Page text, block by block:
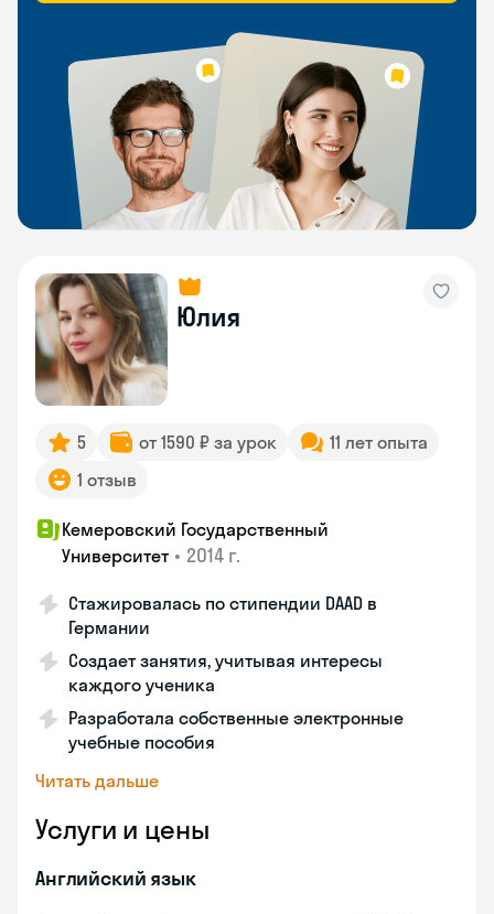
Юлия
5 от 1590 ₽ за урок
11 лет опыта
1 отзыв
Кемеровский Государственный
Университет • 2014 г.
Стажировалась по стипендии DAAD в
Германии
Создает занятия, учитывая интересы
каждого ученика
Разработала собственные электронные
учебные пособия
Читать дальше
Услуги и цены
Английский язык